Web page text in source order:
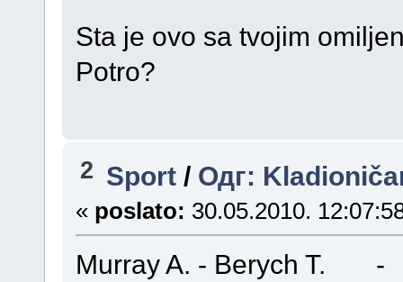
Sta je ovo sa tvojim
Potro?
2 Sport / Одг:
« poslato: 30.05.2010.
Murray A. - Berych